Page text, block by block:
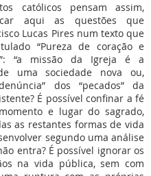
católicos pensam assim,
aqui as questões que
Lucas Pires num texto que
“Pureza de coração e
“a missão da Igreja é a
uma sociedade nova ou,
dos “pecados” da
É possível confinar a fé
e lugar do sagrado,
as restantes formas de vida
segundo uma análise
entra? É possível ignorar os
na vida pública, sem com